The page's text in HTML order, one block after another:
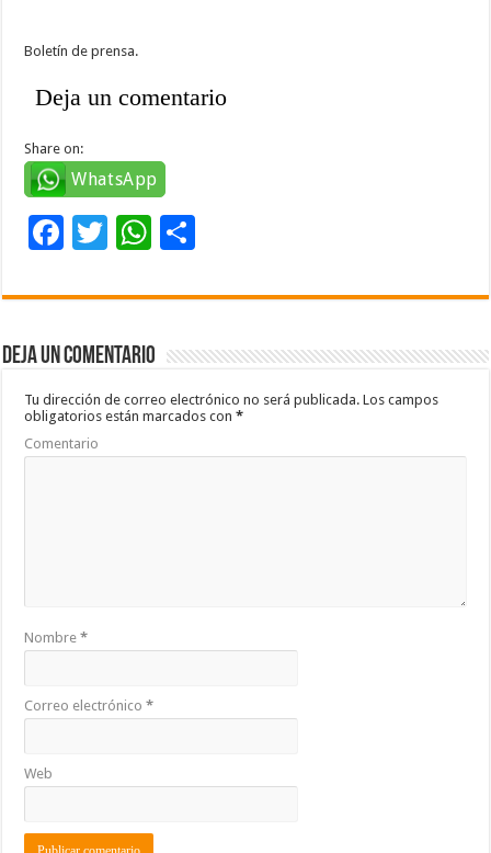
Boletín de prensa.
Deja un comentario
Share on:
WhatsApp
F
e
b
o
o
k
T
tt
er
W
at
sA
p
p
m
ar
ti
Deja un comentario
Tu dirección de correo electrónico no será publicada. Los campos
obligatorios están marcados con*
Comentario
Nombre*
Correo electrónico*
Web